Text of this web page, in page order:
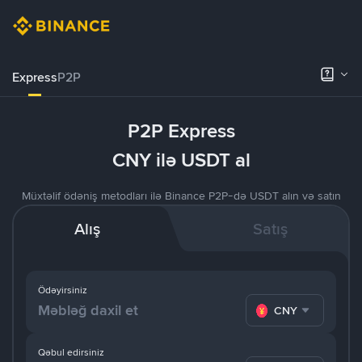
ExpressP2P
P2P Express
CNY ilə USDT al
Müxtəlif ödəniş metodları ilə Binance P2P-də USDT alın və satın
Alış Satış
Ödəyirsiniz
CNY
Qəbul edirsiniz